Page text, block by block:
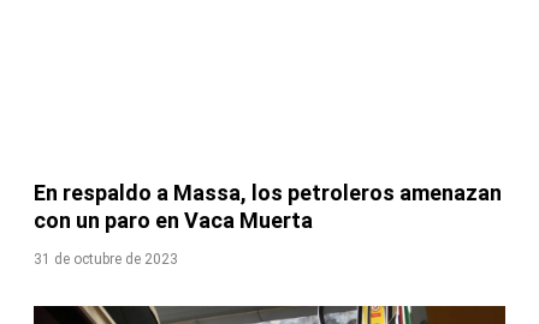
En respaldo a Massa, los petroleros amenazan
con un paro en Vaca Muerta
31 de octubre de 2023